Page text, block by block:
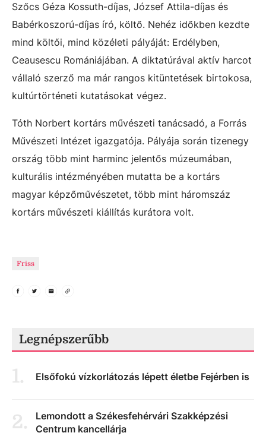
Szőcs Géza Kossuth-díjas, József Attila-díjas és
Babérkoszorú-díjas író, költő. Nehéz időkben kezdte
mind költői, mind közéleti pályáját: Erdélyben,
Ceausescu Romániájában. A diktatúrával aktív harcot
vállaló szerző ma már rangos kitüntetések birtokosa,
kultúrtörténeti kutatásokat végez.
Tóth Norbert kortárs művészeti tanácsadó, a Forrás
Művészeti Intézet igazgatója. Pályája során tizenegy
ország több mint harminc jelentős múzeumában,
kulturális intézményében mutatta be a kortárs
magyar képzőművészetet, több mint háromszáz
kortárs művészeti kiállítás kurátora volt.
Friss
Legnépszerűbb
1. Elsőfokú vízkorlátozás lépett életbe Fejérben is
2.
Lemondott a Székesfehérvári Szakképzési
Centrum kancellárja